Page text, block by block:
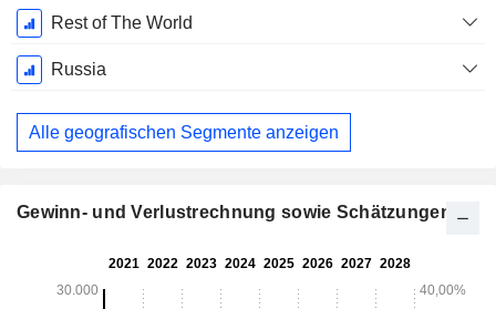
Rest of The World
Russia
Alle geografischen Segmente anzeigen
Gewinn- und Verlustrechnung sowie Schätzungen